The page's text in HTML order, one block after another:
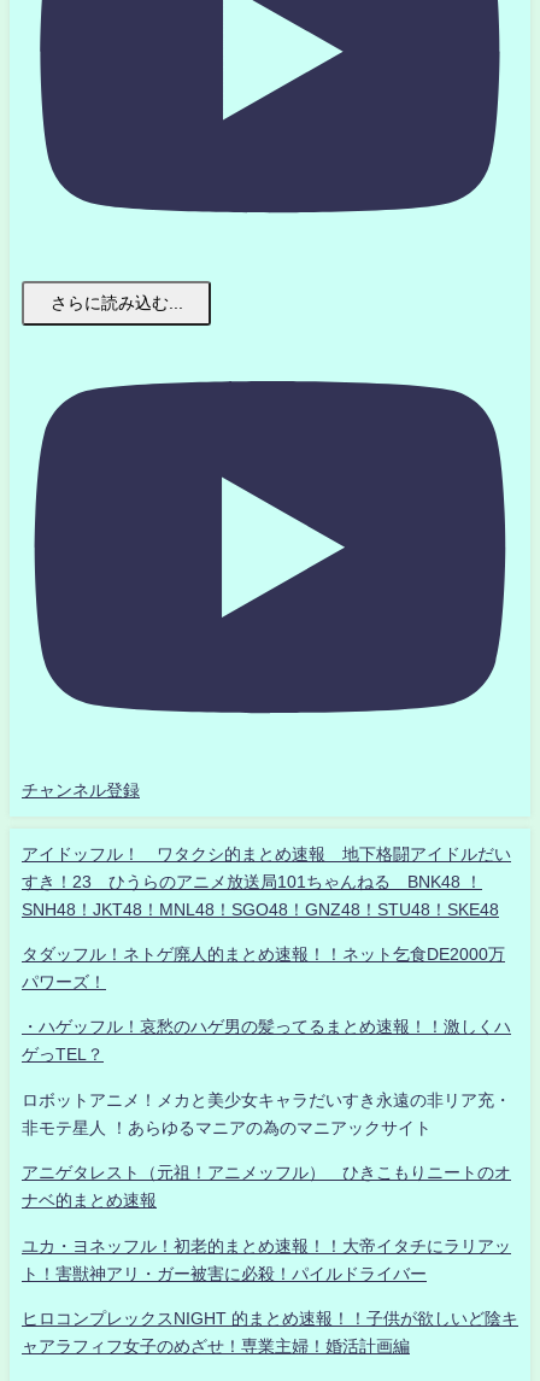
さらに読み込む...
チャンネル登録
アイドッフル！ ワタクシ的まとめ速報 地下格闘アイドルだい
すき！23 ひうらのアニメ放送局101ちゃんねる BNK48 ！
SNH48！JKT48！MNL48！SGO48！GNZ48！STU48！SKE48
タダッフル！ネトゲ廃人的まとめ速報！！ネット乞食DE2000万
パワーズ！
・ハゲッフル！哀愁のハゲ男の髪ってるまとめ速報！！激しくハ
ゲっTEL？
ロボットアニメ！メカと美少女キャラだいすき永遠の非リア充・
非モテ星人 ！あらゆるマニアの為のマニアックサイト
アニゲタレスト（元祖！アニメッフル） ひきこもりニートのオ
ナベ的まとめ速報
ユカ・ヨネッフル！初老的まとめ速報！！大帝イタチにラリアッ
ト！害獣神アリ・ガー被害に必殺！パイルドライバー
ヒロコンプレックスNIGHT 的まとめ速報！！子供が欲しいど陰キ
ャアラフィフ女子のめざせ！専業主婦！婚活計画編